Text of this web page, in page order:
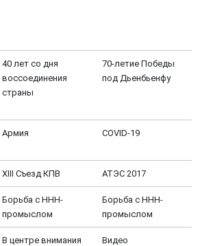
40 лет со дня
воссоединения
страны
70-летие Победы
под Дьенбьенфу
Aрмия COVID-19
XIII Cъезд КПВ АТЭС 2017
Борьба с ННН-
промыслом
Борьба с ННН-
промыслом
В центре внимания Видео